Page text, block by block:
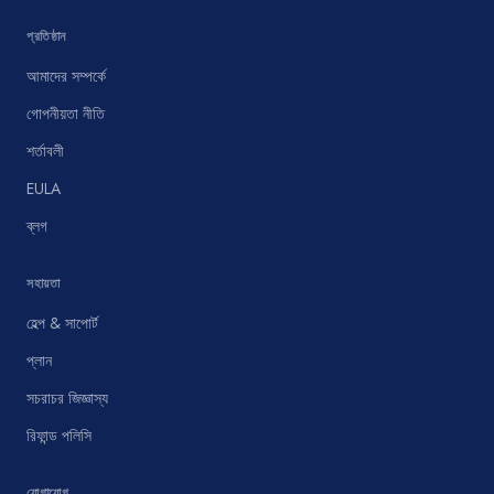
প্রতিষ্ঠান
আমাদের সম্পর্কে
গোপনীয়তা নীতি
শর্তাবলী
EULA
ব্লগ
সহায়তা
হেল্প & সাপোর্ট
প্লান
সচরাচর জিজ্ঞাস্য
রিফান্ড পলিসি